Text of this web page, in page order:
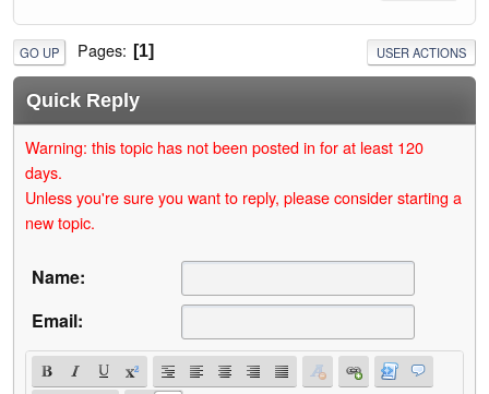
GO UP Pages 1 USER ACTIONS
Quick Reply
Warning: this topic has not been posted in for at least 120
days.
Unless you're sure you want to reply, please consider starting a
new topic.
Name:
Email: